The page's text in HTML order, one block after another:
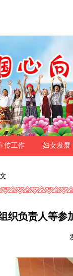
传工作 妇女发展
织负责人等参